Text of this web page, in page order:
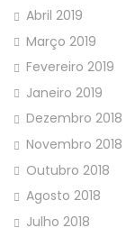
Abril 2019
Março 2019
Fevereiro 2019
Janeiro 2019
Dezembro 2018
Novembro 2018
Outubro 2018
Agosto 2018
Julho 2018